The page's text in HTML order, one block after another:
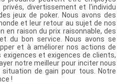
divertissement et l'individu
jeux de poker. Nous avons des
et leur retour au sujet de nos
raison du prix raisonnable, des
du bon service. Nous avons se
et à améliorer nos actions de
et exigences de clients,
notre meilleur pour inciter nous
de gain pour tous. Notre
!